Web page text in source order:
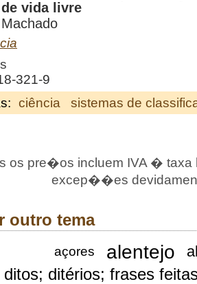
vida livre
321-9
ciência sistemas de
os pre�os incluem IVA � taxa
excep��es
outro tema
açores alentejo
ditos; ditérios; frases